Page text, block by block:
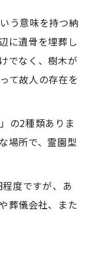
う意味を持つ納
に遺骨を埋葬し
でなく、樹木が
て故人の存在を
の2種類ありま
場所で、霊園型
度ですが、あ
葬儀会社、また